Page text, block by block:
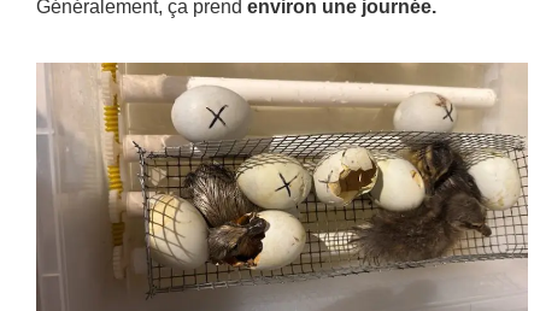
Généralement, ça prend environ une journée.